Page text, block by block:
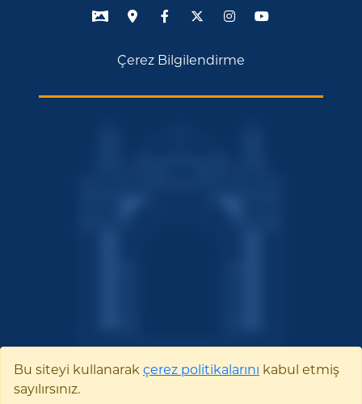
Çerez Bilgilendirme
Bu siteyi kullanarak çerez politikalarını kabul etmiş
sayılırsınız.